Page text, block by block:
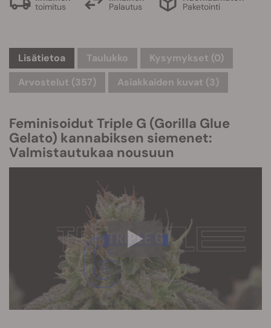
toimitus
Palautus
Paketointi
Lisätietoa Taulukko Kysymykset (0)
Arvostelut (357)
Asiakkaiden kuvat (3)
Feminisoidut Triple G (Gorilla Glue
Gelato) kannabiksen siemenet:
Valmistautukaa nousuun